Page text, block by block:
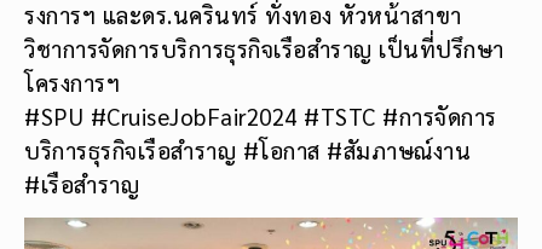
รงการฯ และดร.นครินทร์ ทั่งทอง หัวหน้าสาขา
วิชาการจัดการบริการธุรกิจเรือสำราญ เป็นที่ปรึกษา
โครงการฯ
#SPU #CruiseJobFair2024 #TSTC #การจัดการ
บริการธุรกิจเรือสำราญ #โอกาส #สัมภาษณ์งาน
#เรือสำราญ